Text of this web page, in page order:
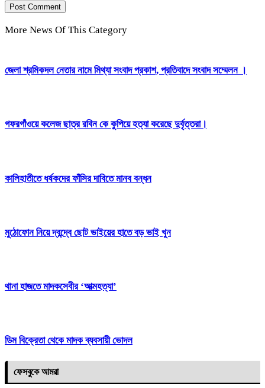
More News Of This Category
জেলা শ্রমিকদল নেতার নামে মিথ্যা সংবাদ প্রকাশ, প্রতিবাদে সংবাদ সম্মেলন ।
গফরগাঁওয়ে কলেজ ছাত্র রবিন কে কুপিয়ে হত্যা করেছে দুর্বৃত্তরা।
কালিহাতীতে ধর্ষকদের ফাঁসির দাবিতে মানব বন্ধন
মুঠোফোন নিয়ে দ্বন্দ্বে ছোট ভাইয়ের হাতে বড় ভাই খুন
থানা হাজতে মাদকসেবীর ‘আত্মহত্যা’
ডিম বিক্রেতা থেকে মাদক ব্যবসায়ী ভোদল
ফেসবুকে আমরা